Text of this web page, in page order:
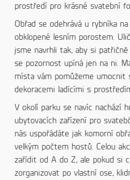
prostředí pro krásné svatební
Obřad se odehrává u rybníka
obklopené lesním porostem.
jsme navrhli tak, aby si
se pozornost upíná jen na ni.
místa vám pomůžeme umocnit
dekoracemi ladícími s
V okolí parku se navíc nachází
ubytovacích zařízení pro
nás uspořádáte jak komorní
velkým počtem hostů. Celou
zařídit od A do Z, ale pokud si
zorganizovat po vlastní ose,